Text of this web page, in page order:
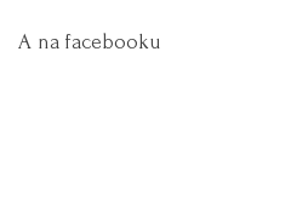
A na facebooku